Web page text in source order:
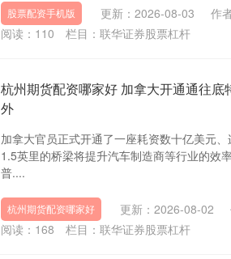
股票配资手机版 更新：2026-08-03
作
阅读： 110 栏目： 联华证券股票杠杆
杭州期货配资哪家好 加拿大开通通往
外
加拿大官员正式开通了一座耗资数十亿美元
1.5英里的桥梁将提升汽车制造商等行业的效
普....
杭州期货配资哪家好 更新：2026-08-02
阅读： 168 栏目： 联华证券股票杠杆